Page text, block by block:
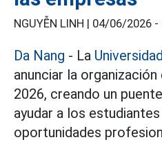
NGUYỄN LINH | 04/06/2026 -
Da Nang - La Universidad
anunciar la
2026, creando un
ayudar a los
oportunidades